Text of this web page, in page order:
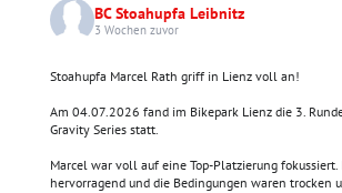
BC Stoahupfa Leibnitz
3 Wochen zuvor
Stoahupfa Marcel Rath griff in Lienz voll an!
Am 04.07.2026 fand im Bikepark Lienz die 3.
Gravity Series statt.
Marcel war voll auf eine Top-Platzierung
hervorragend und die Bedingungen waren trocken